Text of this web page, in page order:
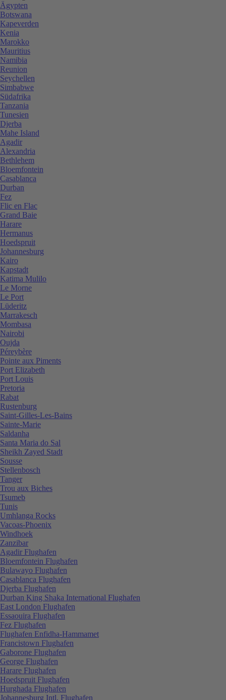
Ägypten
Botswana
Kapeverden
Kenia
Marokko
Mauritius
Namibia
Reunion
Seychellen
Simbabwe
Südafrika
Tanzania
Tunesien
Djerba
Mahe Island
Agadir
Alexandria
Bethlehem
Bloemfontein
Casablanca
Durban
Fez
Flic en Flac
Grand Baie
Harare
Hermanus
Hoedspruit
Johannesburg
Kairo
Kapstadt
Katima Mulilo
Le Morne
Le Port
Lüderitz
Marrakesch
Mombasa
Nairobi
Oujda
Péreybère
Pointe aux Piments
Port Elizabeth
Port Louis
Pretoria
Rabat
Rustenburg
Saint-Gilles-Les-Bains
Sainte-Marie
Saldanha
Santa Maria do Sal
Sheikh Zayed Stadt
Sousse
Stellenbosch
Tanger
Trou aux Biches
Tsumeb
Tunis
Umhlanga Rocks
Vacoas-Phoenix
Windhoek
Zanzibar
Agadir Flughafen
Bloemfontein Flughafen
Bulawayo Flughafen
Casablanca Flughafen
Djerba Flughafen
Durban King Shaka International Flughafen
East London Flughafen
Essaouira Flughafen
Fez Flughafen
Flughafen Enfidha-Hammamet
Francistown Flughafen
Gaborone Flughafen
George Flughafen
Harare Flughafen
Hoedspruit Flughafen
Hurghada Flughafen
Johannesburg Intl. Flughafen